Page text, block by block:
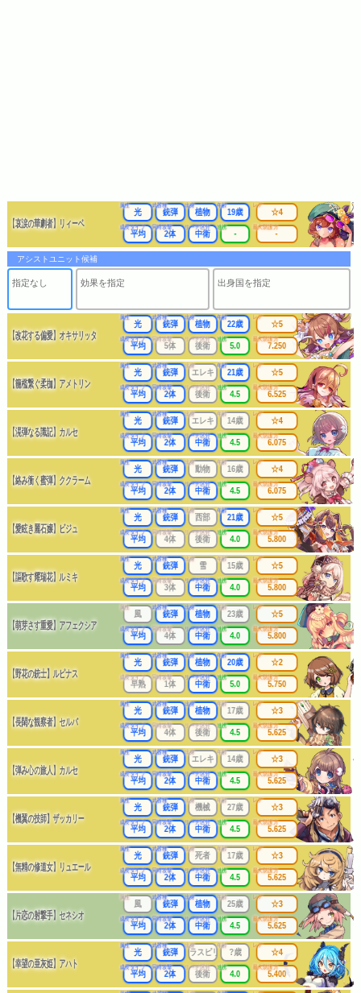
【哀涙の華劇者】リィーベ
属性
光
武器種
銃弾
出身
植物
年齢
19歳
成長タイプ
平均
同時攻撃
2体
リーチ区分
中衛
連携
-
レア
☆4
最大防護力
-
アシストユニット候補
指定なし 効果を指定 出身国を指定
【改花する偏愛】オキサリッタ
属性
光
武器種
銃弾
出身
植物
年齢
22歳
成長タイプ
平均
同時攻撃
5体
リーチ区分
後衛
連携
5.0
レア
☆5
最大防護力
7.250
【籠檻繋ぐ柔枷】アメトリン
属性
光
武器種
銃弾
出身
エレキ
年齢
21歳
成長タイプ
平均
同時攻撃
2体
リーチ区分
後衛
連携
4.5
レア
☆5
最大防護力
6.525
【滉弾なる識記】カルセ
属性
光
武器種
銃弾
出身
エレキ
年齢
14歳
成長タイプ
平均
同時攻撃
2体
リーチ区分
中衛
連携
4.5
レア
☆4
最大防護力
6.075
【絡み衝く蜜弾】ククラーム
属性
光
武器種
銃弾
出身
動物
年齢
16歳
成長タイプ
平均
同時攻撃
2体
リーチ区分
中衛
連携
4.5
レア
☆4
最大防護力
6.075
【愛眩き麗石嬢】ビジュ
属性
光
武器種
銃弾
出身
西部
年齢
21歳
成長タイプ
平均
同時攻撃
4体
リーチ区分
後衛
連携
4.0
レア
☆5
最大防護力
5.800
【謳歌す耀瑞花】ルミキ
属性
光
武器種
銃弾
出身
雪
年齢
15歳
成長タイプ
平均
同時攻撃
3体
リーチ区分
中衛
連携
4.0
レア
☆5
最大防護力
5.800
【萌芽さす重愛】アフェクシア
属性
風
武器種
銃弾
出身
植物
年齢
23歳
成長タイプ
平均
同時攻撃
4体
リーチ区分
中衛
連携
4.0
レア
☆5
最大防護力
5.800
【野花の銃士】ルピナス
属性
光
武器種
銃弾
出身
植物
年齢
20歳
成長タイプ
早熟
同時攻撃
1体
リーチ区分
中衛
連携
5.0
レア
☆2
最大防護力
5.750
【長閑な観察者】セルバ
属性
光
武器種
銃弾
出身
植物
年齢
17歳
成長タイプ
平均
同時攻撃
4体
リーチ区分
後衛
連携
4.5
レア
☆3
最大防護力
5.625
【弾み心の旅人】カルセ
属性
光
武器種
銃弾
出身
エレキ
年齢
14歳
成長タイプ
平均
同時攻撃
2体
リーチ区分
中衛
連携
4.5
レア
☆3
最大防護力
5.625
【機翼の技師】ザッカリー
属性
光
武器種
銃弾
出身
機械
年齢
27歳
成長タイプ
平均
同時攻撃
2体
リーチ区分
中衛
連携
4.5
レア
☆3
最大防護力
5.625
【無精の修道女】リュエール
属性
光
武器種
銃弾
出身
死者
年齢
17歳
成長タイプ
平均
同時攻撃
2体
リーチ区分
中衛
連携
4.5
レア
☆3
最大防護力
5.625
【片恋の射撃手】セネシオ
属性
風
武器種
銃弾
出身
植物
年齢
25歳
成長タイプ
平均
同時攻撃
2体
リーチ区分
中衛
連携
4.5
レア
☆3
最大防護力
5.625
【幸望の亜灰姫】アハト
属性
光
武器種
銃弾
出身
ラスピリ
年齢
?歳
成長タイプ
平均
同時攻撃
2体
リーチ区分
後衛
連携
4.0
レア
☆4
最大防護力
5.400